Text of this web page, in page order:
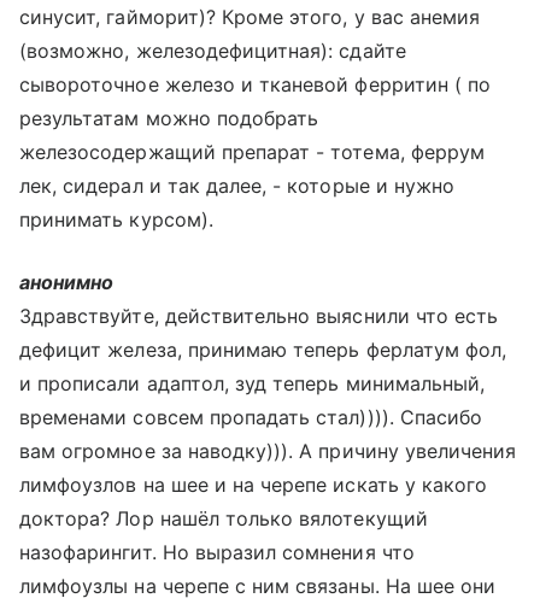
синусит, гайморит)? Кроме этого, у вас анемия
(возможно, железодефицитная): сдайте
сывороточное железо и тканевой ферритин ( по
результатам можно подобрать
железосодержащий препарат - тотема, феррум
лек, сидерал и так далее, - которые и нужно
принимать курсом).
анонимно
Здравствуйте, действительно выяснили что есть
дефицит железа, принимаю теперь ферлатум фол,
и прописали адаптол, зуд теперь минимальный,
временами совсем пропадать стал)))). Спасибо
вам огромное за наводку))). А причину увеличения
лимфоузлов на шее и на черепе искать у какого
доктора? Лор нашёл только вялотекущий
назофарингит. Но выразил сомнения что
лимфоузлы на черепе с ним связаны. На шее они